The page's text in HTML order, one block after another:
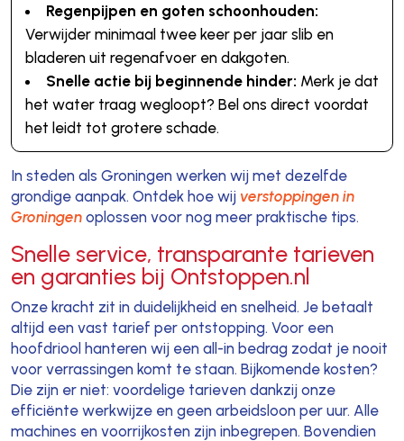
Regenpijpen en goten schoonhouden:
Verwijder minimaal twee keer per jaar slib en
bladeren uit regenafvoer en dakgoten.
Snelle actie bij beginnende hinder: Merk je dat
het water traag wegloopt? Bel ons direct voordat
het leidt tot grotere schade.
In steden als Groningen werken wij met dezelfde
grondige aanpak. Ontdek hoe wij verstoppingen in
Groningenoplossen voor nog meer praktische tips.
Snelle service, transparante tarieven
en garanties bij Ontstoppen.nl
Onze kracht zit in duidelijkheid en snelheid. Je betaalt
altijd een vast tarief per ontstopping. Voor een
hoofdriool hanteren wij een all-in bedrag zodat je nooit
voor verrassingen komt te staan. Bijkomende kosten?
Die zijn er niet: voordelige tarieven dankzij onze
efficiënte werkwijze en geen arbeidsloon per uur. Alle
machines en voorrijkosten zijn inbegrepen. Bovendien